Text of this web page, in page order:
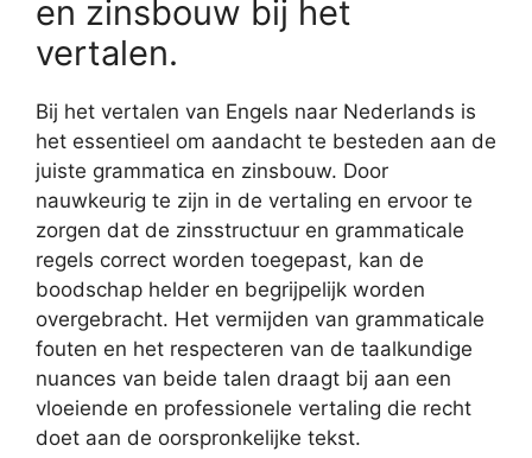
en zinsbouw bij het
vertalen.
Bij het vertalen van Engels naar Nederlands is
het essentieel om aandacht te besteden aan de
juiste grammatica en zinsbouw. Door
nauwkeurig te zijn in de vertaling en ervoor te
zorgen dat de zinsstructuur en grammaticale
regels correct worden toegepast, kan de
boodschap helder en begrijpelijk worden
overgebracht. Het vermijden van grammaticale
fouten en het respecteren van de taalkundige
nuances van beide talen draagt bij aan een
vloeiende en professionele vertaling die recht
doet aan de oorspronkelijke tekst.